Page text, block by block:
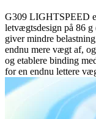
G309 LIGHTSPEED
letvægtsdesign på 86
giver mindre
endnu mere vægt af,
og etablere binding
for en endnu lettere